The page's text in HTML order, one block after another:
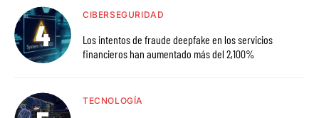
CIBERSEGURIDAD
Los intentos de fraude deepfake en los servicios
financieros han aumentado más del 2,100%
TECNOLOGÍA